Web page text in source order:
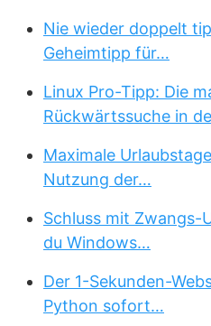
Nie wieder doppelt
Geheimtipp für…
Linux Pro-Tipp: Die
Rückwärtssuche in
Maximale
Nutzung der…
Schluss mit Zwangs-
du Windows…
Der 1-Sekunden-
Python sofort…